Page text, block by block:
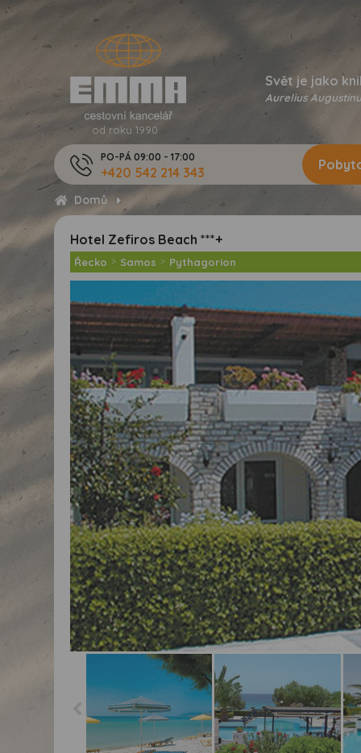
od roku 1990
Svět je jako
Aurelius
PO-PÁ 09:00 - 17:00
+420 542 214 343
Domů
Hotel Zefiros Beach ***+
Řecko > Samos > Pythagorion